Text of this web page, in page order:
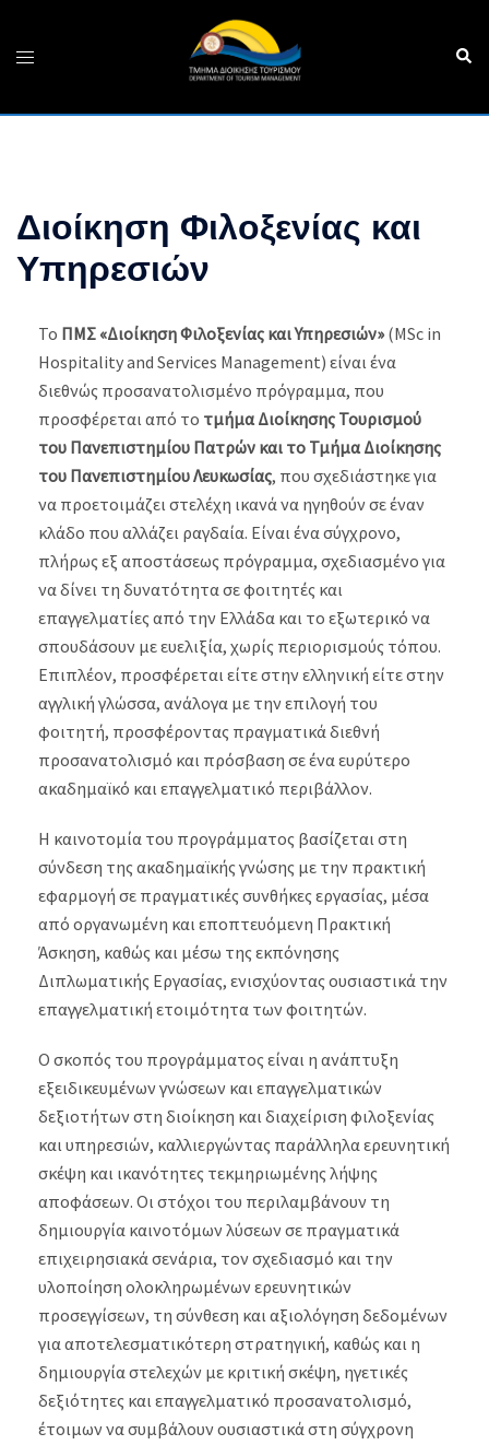
Διοίκηση Φιλοξενίας και
Υπηρεσιών
Το ΠΜΣ «Διοίκηση Φιλοξενίας και Υπηρεσιών»(MSc in
Hospitality and Services Management) είναι ένα
διεθνώς προσανατολισμένο πρόγραμμα, που
προσφέρεται από το τμήμα Διοίκησης Τουρισμού
του Πανεπιστημίου Πατρών και το Τμήμα Διοίκησης
του Πανεπιστημίου Λευκωσίας, που σχεδιάστηκε για
να προετοιμάζει στελέχη ικανά να ηγηθούν σε έναν
κλάδο που αλλάζει ραγδαία. Είναι ένα σύγχρονο,
πλήρως εξ αποστάσεως πρόγραμμα, σχεδιασμένο για
να δίνει τη δυνατότητα σε φοιτητές και
επαγγελματίες από την Ελλάδα και το εξωτερικό να
σπουδάσουν με ευελιξία, χωρίς περιορισμούς τόπου.
Επιπλέον, προσφέρεται είτε στην ελληνική είτε στην
αγγλική γλώσσα, ανάλογα με την επιλογή του
φοιτητή, προσφέροντας πραγματικά διεθνή
προσανατολισμό και πρόσβαση σε ένα ευρύτερο
ακαδημαϊκό και επαγγελματικό περιβάλλον.
Η καινοτομία του προγράμματος βασίζεται στη
σύνδεση της ακαδημαϊκής γνώσης με την πρακτική
εφαρμογή σε πραγματικές συνθήκες εργασίας, μέσα
από οργανωμένη και εποπτευόμενη Πρακτική
Άσκηση, καθώς και μέσω της εκπόνησης
Διπλωματικής Εργασίας, ενισχύοντας ουσιαστικά την
επαγγελματική ετοιμότητα των φοιτητών.
Ο σκοπός του προγράμματος είναι η ανάπτυξη
εξειδικευμένων γνώσεων και επαγγελματικών
δεξιοτήτων στη διοίκηση και διαχείριση φιλοξενίας
και υπηρεσιών, καλλιεργώντας παράλληλα ερευνητική
σκέψη και ικανότητες τεκμηριωμένης λήψης
αποφάσεων. Οι στόχοι του περιλαμβάνουν τη
δημιουργία καινοτόμων λύσεων σε πραγματικά
επιχειρησιακά σενάρια, τον σχεδιασμό και την
υλοποίηση ολοκληρωμένων ερευνητικών
προσεγγίσεων, τη σύνθεση και αξιολόγηση δεδομένων
για αποτελεσματικότερη στρατηγική, καθώς και η
δημιουργία στελεχών με κριτική σκέψη, ηγετικές
δεξιότητες και επαγγελματικό προσανατολισμό,
έτοιμων να συμβάλουν ουσιαστικά στη σύγχρονη